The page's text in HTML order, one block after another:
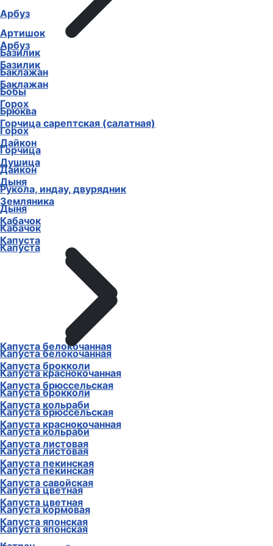
Арбуз
Базилик
Баклажан
Горох
Горчица сарептская (салатная)
Дайкон
Душица
Дыня
Земляника
Кабачок
Капуста
Капуста белокочанная
Капуста брокколи
Капуста брюссельская
Капуста кольраби
Капуста краснокочанная
Капуста листовая
Капуста пекинская
Капуста савойская
Капуста цветная
Капуста японская
Арбуз
Артишок
Базилик
Баклажан
Бобы
Брюква
Горох
Горчица
Дайкон
Рукола, индау, двурядник
Дыня
Кабачок
Капуста
Капуста белокочанная
Капуста краснокочанная
Капуста брокколи
Капуста брюссельская
Капуста кольраби
Капуста листовая
Капуста пекинская
Капуста цветная
Капуста кормовая
Капуста японская